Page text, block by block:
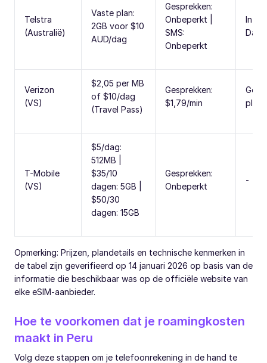
Telstra
(Australië)
Vaste plan:
2GB voor $10
AUD/dag
Gesprekken:
Onbeperkt |
SMS:
Onbeperkt
Verizon
(VS)
$2,05 per MB
of $10/dag
(Travel Pass)
Gesprekken:
$1,79/min
plan
T-Mobile
(VS)
$5/dag:
512MB |
$35/10
dagen: 5GB |
$50/30
dagen: 15GB
Gesprekken:
Onbeperkt
-
Opmerking: Prijzen, plandetails en technische kenmerken in
de tabel zijn geverifieerd op 14 januari 2026 op basis van de
informatie die beschikbaar was op de officiële website van
elke eSIM-aanbieder.
Hoe te voorkomen dat je roamingkosten
maakt in Peru
Volg deze stappen om je telefoonrekening in de hand te